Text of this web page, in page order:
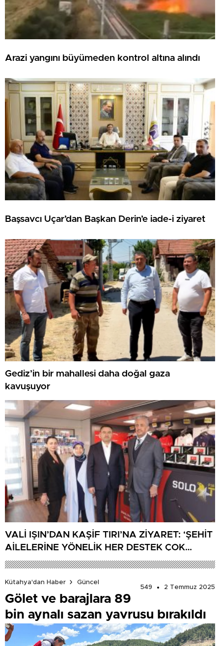
Arazi yangını büyümeden kontrol altına alındı
Başsavcı Uçar’dan Başkan Derin’e iade-i ziyaret
Gediz’in bir mahallesi daha doğal gaza
kavuşuyor
VALİ IŞIN’DAN KAŞİF TIRI’NA ZİYARET: ‘ŞEHİT
AİLELERİNE YÖNELİK HER DESTEK ÇOK
DEĞERLİ’
Kütahya'dan Haber
Güncel
549
2 Temmuz 2025
Gölet ve barajlara 89
bin aynalı sazan yavrusu bırakıldı